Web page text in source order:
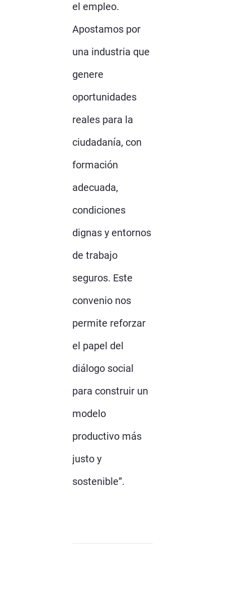
el empleo.
Apostamos por
una industria que
genere
oportunidades
reales para la
ciudadanía, con
formación
adecuada,
condiciones
dignas y entornos
de trabajo
seguros. Este
convenio nos
permite reforzar
el papel del
diálogo social
para construir un
modelo
productivo más
justo y
sostenible”.